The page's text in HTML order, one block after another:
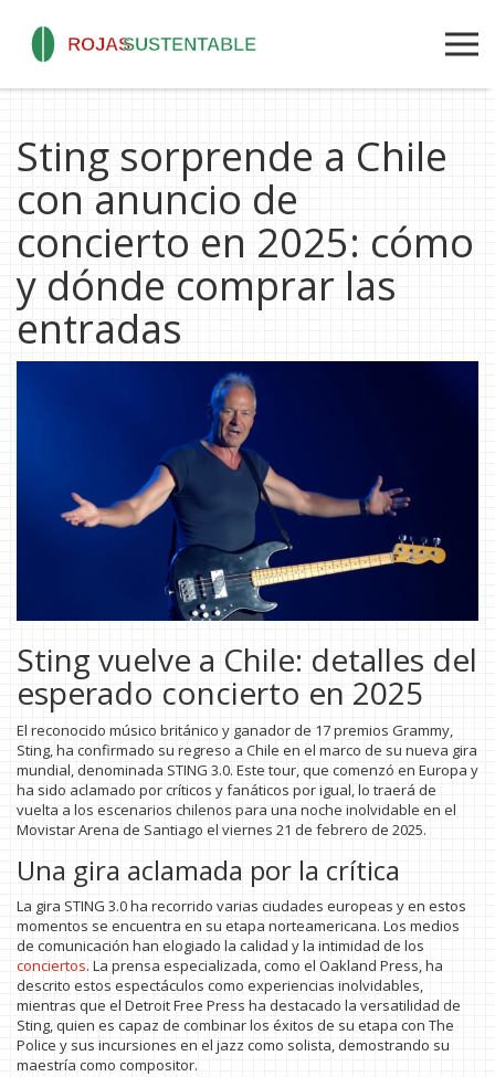
Sting sorprende a Chile
con anuncio de
concierto en 2025: cómo
y dónde comprar las
entradas
Sting vuelve a Chile: detalles del
esperado concierto en 2025
El reconocido músico británico y ganador de 17 premios Grammy,
Sting, ha confirmado su regreso a Chile en el marco de su nueva gira
mundial, denominada STING 3.0. Este tour, que comenzó en Europa y
ha sido aclamado por críticos y fanáticos por igual, lo traerá de
vuelta a los escenarios chilenos para una noche inolvidable en el
Movistar Arena de Santiago el viernes 21 de febrero de 2025.
Una gira aclamada por la crítica
La gira STING 3.0 ha recorrido varias ciudades europeas y en estos
momentos se encuentra en su etapa norteamericana. Los medios
de comunicación han elogiado la calidad y la intimidad de los
conciertos. La prensa especializada, como el Oakland Press, ha
descrito estos espectáculos como experiencias inolvidables,
mientras que el Detroit Free Press ha destacado la versatilidad de
Sting, quien es capaz de combinar los éxitos de su etapa con The
Police y sus incursiones en el jazz como solista, demostrando su
maestría como compositor.